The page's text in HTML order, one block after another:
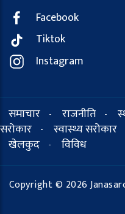
Facebook
Tiktok
Instagram
समाचार - राजनीति -
सरोकार
- स्वास्थ्य सरोकार
खेलकुद - विविध
Copyright © 2026